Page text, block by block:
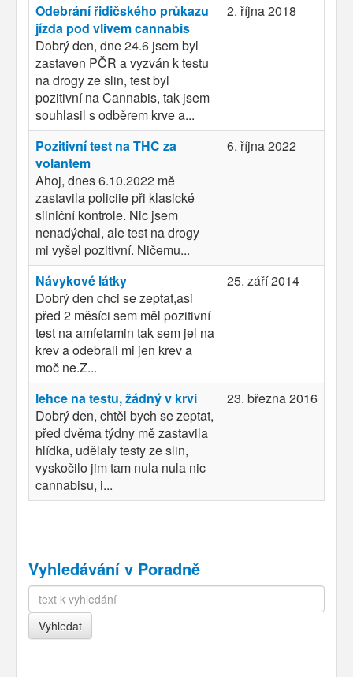
Odebrání řidičského průkazu
jízda pod vlivem cannabis
Dobrý den, dne 24.6 jsem byl
zastaven PČR a vyzván k testu
na drogy ze slin, test byl
pozitivní na Cannabis, tak jsem
souhlasil s odběrem krve a...
2. října 2018
Pozitivní test na THC za
volantem
Ahoj, dnes 6.10.2022 mě
zastavila policiie při klasické
silniční kontrole. Nic jsem
nenadýchal, ale test na drogy
mi vyšel pozitivní. Ničemu...
6. října 2022
Návykové látky
Dobrý den chci se zeptat,asi
před 2 měsíci sem měl pozitivní
test na amfetamin tak sem jel na
krev a odebrali mi jen krev a
moč ne.Z...
25. září 2014
lehce na testu, žádný v krvi
Dobrý den, chtěl bych se zeptat,
před dvěma týdny mě zastavila
hlídka, udělaly testy ze slin,
vyskočilo jim tam nula nula nic
cannabisu, i...
23. března 2016
Vyhledávání v Poradně